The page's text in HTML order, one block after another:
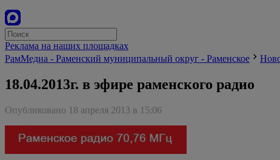
Реклама на наших площадках
РамМедиа - Раменский муниципальный округ - Раменское
18.04.2013г. в эфире раменского радио
Опубликовано 18 апреля 2013 в 15:06